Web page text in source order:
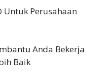
Untuk Perusahaan
Anda Bekerja
Baik